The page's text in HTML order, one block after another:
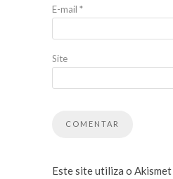
E-mail *
Site
Este site utiliza o